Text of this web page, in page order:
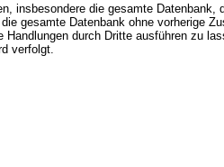
insbesondere die gesamte Datenbank,
gesamte Datenbank ohne vorherige
durch Dritte ausführen zu
verfolgt.